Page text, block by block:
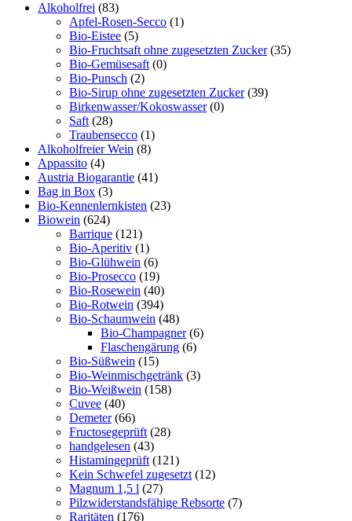
Alkoholfrei (83)
Apfel-Rosen-Secco (1)
Bio-Eistee (5)
Bio-Fruchtsaft ohne zugesetzten Zucker (35)
Bio-Gemüsesaft (0)
Bio-Punsch (2)
Bio-Sirup ohne zugesetzten Zucker (39)
Birkenwasser/Kokoswasser (0)
Saft (28)
Traubensecco (1)
Alkoholfreier Wein (8)
Appassito (4)
Austria Biogarantie (41)
Bag in Box (3)
Bio-Kennenlernkisten (23)
Biowein (624)
Barrique (121)
Bio-Aperitiv (1)
Bio-Glühwein (6)
Bio-Prosecco (19)
Bio-Rosewein (40)
Bio-Rotwein (394)
Bio-Schaumwein (48)
Bio-Champagner (6)
Flaschengärung (6)
Bio-Süßwein (15)
Bio-Weinmischgetränk (3)
Bio-Weißwein (158)
Cuvee (40)
Demeter (66)
Fructosegeprüft (28)
handgelesen (43)
Histamingeprüft (121)
Kein Schwefel zugesetzt (12)
Magnum 1,5 l (27)
Pilzwiderstandsfähige Rebsorte (7)
Raritäten (176)